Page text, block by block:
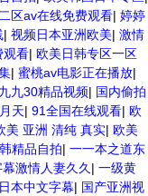
区av在线免费观看| 婷婷
| 视频日本亚洲欧美| 激情
观看| 欧美日韩专区一区
| 蜜桃av电影正在播放|
九九30精品视频| 国内偷拍
天| 91全国在线观看| 欧
美 亚洲 清纯 真实| 欧美
精品自拍| 一一本之道东
激情人妻久久 | 一级黄
本中文字幕| 国产亚洲视